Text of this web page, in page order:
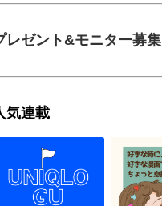
レゼント&モニター募集
気連載